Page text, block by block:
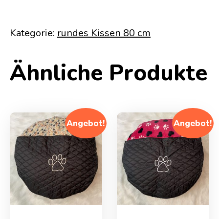
Kategorie: rundes Kissen 80 cm
Ähnliche Produkte
Angebot! Angebot!